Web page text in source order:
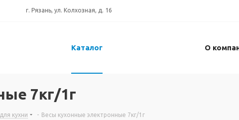
г. Рязань, ул. Колхозная, д. 16
Каталог О
7кг/1г
кухни - Весы кухонные электронные 7кг/1г